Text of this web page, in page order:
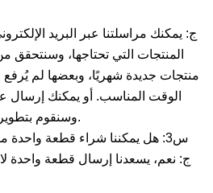
ج: يمكنك مراسلتنا عبر البريد
المنتجات التي تحتاجها، وسنتحقق
منتجات جديدة شهريًا، وبعضها لم
الوقت المناسب. أو يمكنك إرسال
وسنقوم بتطوير هذا المنتج للشراء بالجملة.
س3: هل يمكننا شراء قطعة واحدة من كل منتج لاختبار الجودة؟
ج: نعم، يسعدنا إرسال قطعة واحدة